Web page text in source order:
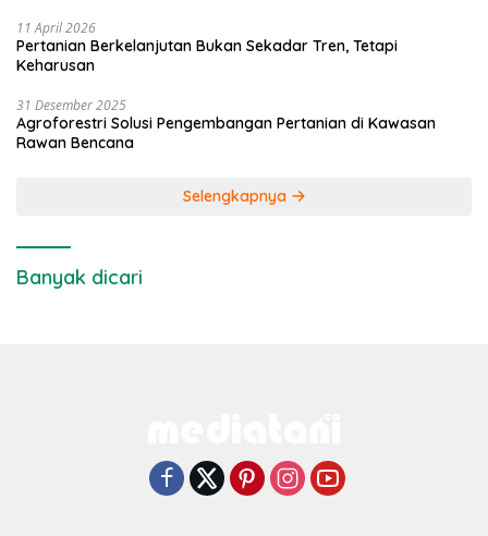
11 April 2026
Pertanian Berkelanjutan Bukan Sekadar Tren, Tetapi
Keharusan
31 Desember 2025
Agroforestri Solusi Pengembangan Pertanian di Kawasan
Rawan Bencana
Selengkapnya
Banyak dicari